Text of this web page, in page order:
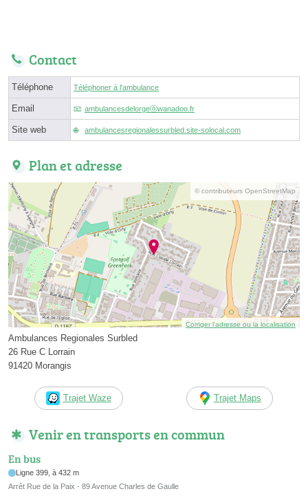
Contact
Téléphone Téléphoner à l'ambulance
Email ambulancesdelorgeⓐwanadoo.fr
Site web ambulancesregionalessurbled.site-solocal.com
Plan et adresse
© contributeurs OpenStreetMap
Corriger l’adresse ou la localisation
Ambulances Regionales Surbled
26 Rue C Lorrain
91420 Morangis
Trajet Waze Trajet Maps
Venir en transports en commun
En bus
Ligne 399, à 432 m
Arrêt Rue de la Paix - 89 Avenue Charles de Gaulle